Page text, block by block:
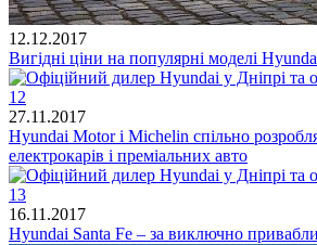
12.12.2017
Вигідні ціни на популярні моделі
27.11.2017
Hyundai Motor і Michelin спільно
електрокарів і преміальних авто
16.11.2017
Hyundai Santa Fe – за виключно